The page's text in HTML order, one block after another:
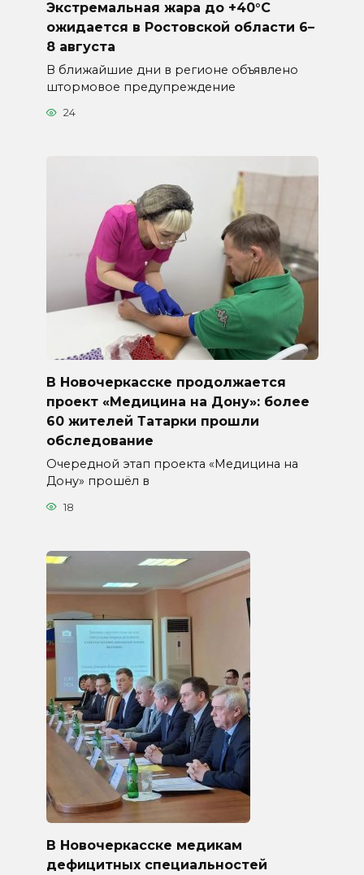
Экстремальная жара до +40°C
ожидается в Ростовской области 6–
8 августа
В ближайшие дни в регионе объявлено
штормовое предупреждение
24
В Новочеркасске продолжается
проект «Медицина на Дону»: более
60 жителей Татарки прошли
обследование
Очередной этап проекта «Медицина на
Дону» прошёл в
18
В Новочеркасске медикам
дефицитных специальностей